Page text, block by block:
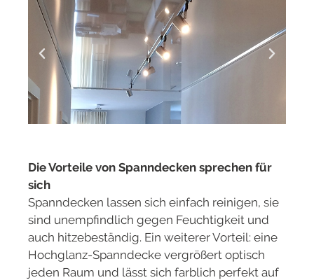
Die Vorteile von Spanndecken sprechen für
sich
Spanndecken lassen sich einfach reinigen, sie
sind unempfindlich gegen Feuchtigkeit und
auch hitzebeständig. Ein weiterer Vorteil: eine
Hochglanz-Spanndecke vergrößert optisch
jeden Raum und lässt sich farblich perfekt auf